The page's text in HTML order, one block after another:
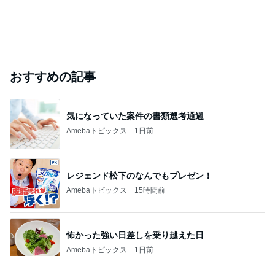
おすすめの記事
気になっていた案件の書類選考通過
Amebaトピックス 1日前
レジェンド松下のなんでもプレゼン！
Amebaトピックス 15時間前
怖かった強い日差しを乗り越えた日
Amebaトピックス 1日前